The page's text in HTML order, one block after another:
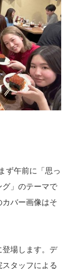
まず午前に「思っ
」のテーマで
バー画像はそ
場します。 デ
タッフによる